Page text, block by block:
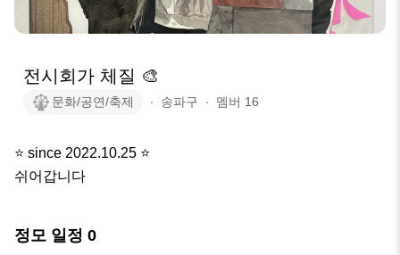
전시회가 체질 🎨
문화/공연/축제 ∙ 송파구 ∙ 멤버 16
⭐️ since 2022.10.25 ⭐️
쉬어갑니다
정모 일정 0